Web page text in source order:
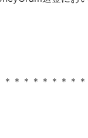
＊＊＊＊＊＊＊＊